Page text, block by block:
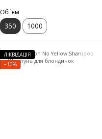
Об `єм
350 1000
ЛІКВІДАЦІЯ
−10%